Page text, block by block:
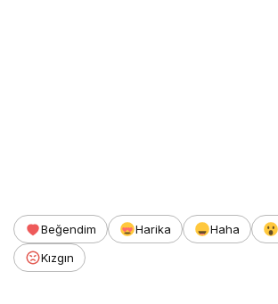
Beğendim Harika Haha
Kızgın